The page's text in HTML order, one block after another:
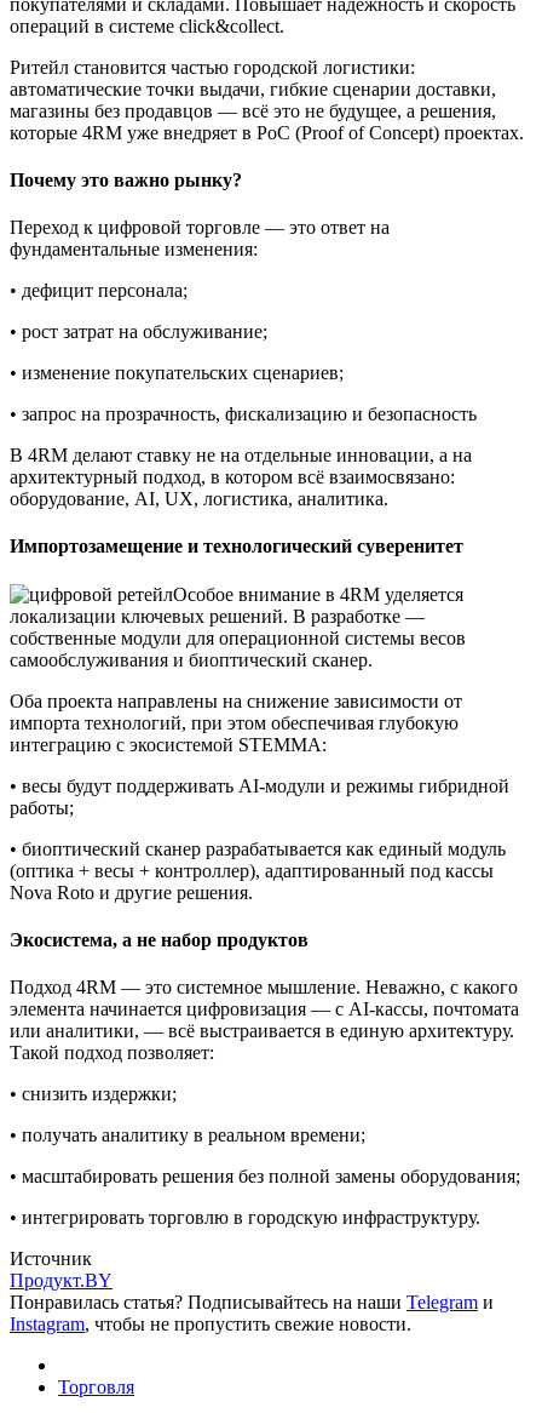
операций в системе click&collect.
Ритейл становится частью городской логистики:
автоматические точки выдачи, гибкие сценарии доставки,
магазины без продавцов — всё это не будущее, а решения,
которые 4RM уже внедряет в PoC (Proof of Concept) проектах.
Почему это важно рынку?
Переход к цифровой торговле — это ответ на
фундаментальные изменения:
• дефицит персонала;
• рост затрат на обслуживание;
• изменение покупательских сценариев;
• запрос на прозрачность, фискализацию и безопасность
В 4RM делают ставку не на отдельные инновации, а на
архитектурный подход, в котором всё взаимосвязано:
оборудование, AI, UX, логистика, аналитика.
Импортозамещение и технологический суверенитет
Особое внимание в 4RM уделяется
локализации ключевых решений. В разработке —
собственные модули для операционной системы весов
самообслуживания и биоптический сканер.
Оба проекта направлены на снижение зависимости от
импорта технологий, при этом обеспечивая глубокую
интеграцию с экосистемой STEMMA:
• весы будут поддерживать AI-модули и режимы гибридной
работы;
• биоптический сканер разрабатывается как единый модуль
(оптика + весы + контроллер), адаптированный под кассы
Nova Roto и другие решения.
Экосистема, а не набор продуктов
Подход 4RM — это системное мышление. Неважно, с какого
элемента начинается цифровизация — с AI-кассы, почтомата
или аналитики, — всё выстраивается в единую архитектуру.
Такой подход позволяет:
• снизить издержки;
• получать аналитику в реальном времени;
• масштабировать решения без полной замены оборудования;
• интегрировать торговлю в городскую инфраструктуру.
Источник
Продукт.BY
Понравилась статья? Подписывайтесь на наши Telegram и
Instagram, чтобы не пропустить свежие новости.
Торговля